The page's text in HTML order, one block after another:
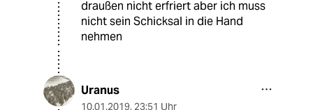
draußen nicht erfriert aber ich muss
nicht sein Schicksal in die Hand
nehmen
Uranus
10.01.2019, 23:51 Uhr